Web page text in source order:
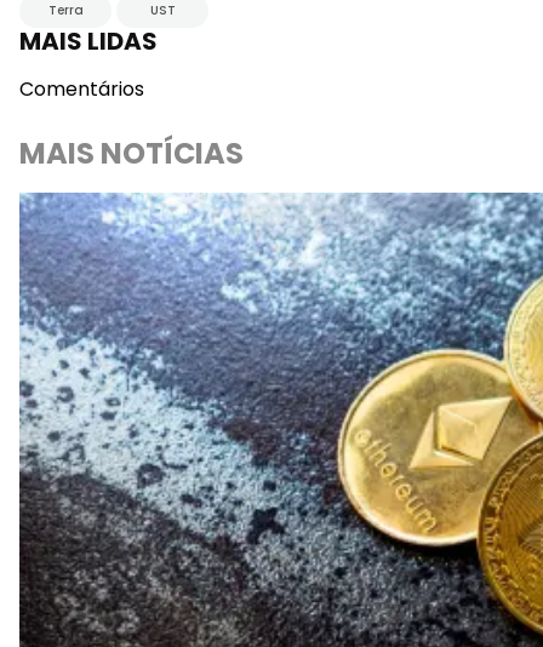
Terra
UST
MAIS LIDAS
Comentários
MAIS NOTÍCIAS